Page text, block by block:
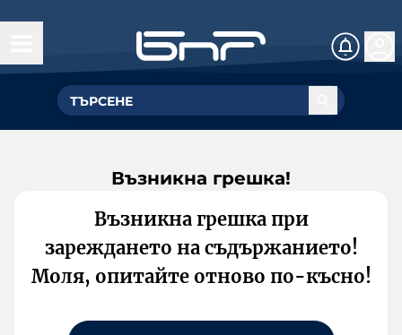
Възникна грешка!
Възникна грешка при
зареждането на съдържанието!
Моля, опитайте отново по-късно!